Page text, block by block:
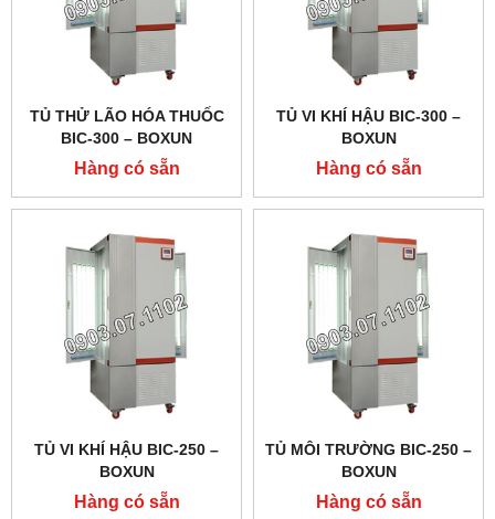
TỦ THỬ LÃO HÓA THUỐC
BIC-300 – BOXUN
Hàng có sẵn
TỦ VI KHÍ HẬU BIC-300 –
BOXUN
Hàng có sẵn
TỦ VI KHÍ HẬU BIC-250 –
BOXUN
Hàng có sẵn
TỦ MÔI TRƯỜNG BIC-250 –
BOXUN
Hàng có sẵn